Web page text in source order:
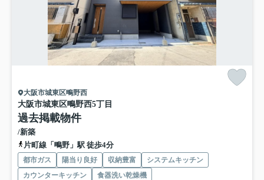
大阪市城東区鴫野西
大阪市城東区鴫野西5丁目
過去掲載物件
/新築
片町線「鴫野」駅 徒歩4分
都市ガス 陽当り良好 収納豊富
システムキッチン
カウンターキッチン
食器洗い乾燥機